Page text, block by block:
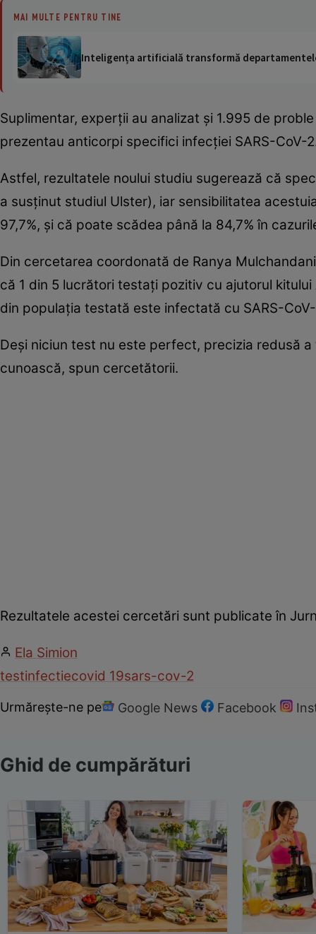
MAI MULTE PENTRU TINE
Inteligența artificială transformă
Suplimentar, experţii au analizat şi 1.995 de
prezentau anticorpi specifici infecţiei SARS-CoV-
Astfel, rezultatele noului studiu sugerează că
a susţinut studiul Ulster), iar sensibilitatea
97,7%, şi că poate scădea până la 84,7% în
Din cercetarea coordonată de Ranya
că 1 din 5 lucrători testaţi pozitiv cu ajutorul
din populaţia testată este infectată cu SARS-
Deşi niciun test nu este perfect, precizia redusă
cunoască, spun cercetătorii.
Rezultatele acestei cercetări sunt publicate în
Ela Simion
testinfectiecovid 19sars-cov-2
Urmărește-ne pe Google News Facebook
Ghid de cumpărături